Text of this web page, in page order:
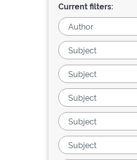
Current filters: